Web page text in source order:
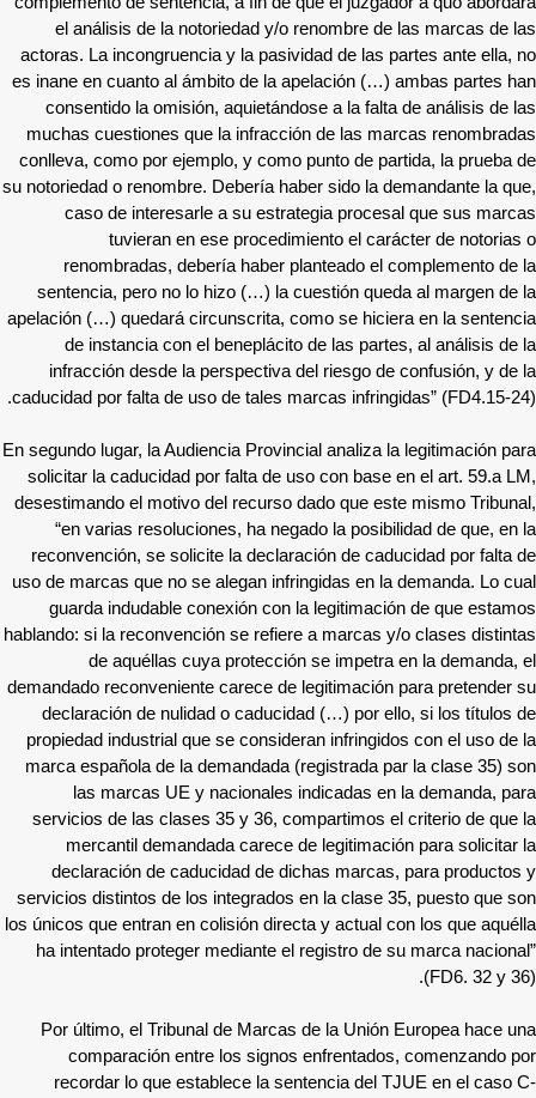
el análisis de la notoriedad y/o renombre de las marcas de las
actoras. La incongruencia y la pasividad de las partes ante ella, no
es inane en cuanto al ámbito de la apelación (…) ambas partes han
consentido la omisión, aquietándose a la falta de análisis de las
muchas cuestiones que la infracción de las marcas renombradas
conlleva, como por ejemplo, y como punto de partida, la prueba de
su notoriedad o renombre. Debería haber sido la demandante la que,
caso de interesarle a su estrategia procesal que sus marcas
tuvieran en ese procedimiento el carácter de notorias o
renombradas, debería haber planteado el complemento de la
sentencia, pero no lo hizo (…) la cuestión queda al margen de la
apelación (…) quedará circunscrita, como se hiciera en la sentencia
de instancia con el beneplácito de las partes, al análisis de la
infracción desde la perspectiva del riesgo de confusión, y de la
caducidad por falta de uso de tales marcas infringidas” (FD4.15-24).
En segundo lugar, la Audiencia Provincial analiza la legitimación para
solicitar la caducidad por falta de uso con base en el art. 59.a LM,
desestimando el motivo del recurso dado que este mismo Tribunal,
“en varias resoluciones, ha negado la posibilidad de que, en la
reconvención, se solicite la declaración de caducidad por falta de
uso de marcas que no se alegan infringidas en la demanda. Lo cual
guarda indudable conexión con la legitimación de que estamos
hablando: si la reconvención se refiere a marcas y/o clases distintas
de aquéllas cuya protección se impetra en la demanda, el
demandado reconveniente carece de legitimación para pretender su
declaración de nulidad o caducidad (…) por ello, si los títulos de
propiedad industrial que se consideran infringidos con el uso de la
marca española de la demandada (registrada par la clase 35) son
las marcas UE y nacionales indicadas en la demanda, para
servicios de las clases 35 y 36, compartimos el criterio de que la
mercantil demandada carece de legitimación para solicitar la
declaración de caducidad de dichas marcas, para productos y
servicios distintos de los integrados en la clase 35, puesto que son
los únicos que entran en colisión directa y actual con los que aquélla
ha intentado proteger mediante el registro de su marca nacional”
(FD6. 32 y 36).
Por último, el Tribunal de Marcas de la Unión Europea hace una
comparación entre los signos enfrentados, comenzando por
recordar lo que establece la sentencia del TJUE en el caso C-